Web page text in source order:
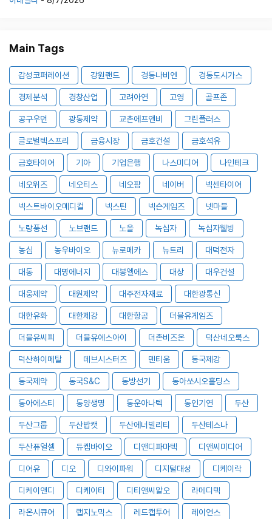
Main Tags
감성코퍼레이션 강원랜드 경동나비엔 경동도시가스
경제분석 경창산업 고려아연 고영 골프존
공구우먼 광동제약 교촌에프앤비 그린플러스
글로벌텍스프리 금융시장 금호건설 금호석유
금호타이어 기아 기업은행 나스미디어 나인테크
네오위즈 네오티스 네오팜 네이버 넥센타이어
넥스트바이오메디컬 넥스틴 넥슨게임즈 넷마블
노랑풍선 노브랜드 노을 녹십자 녹십자웰빙
농심 농우바이오 뉴로메카 뉴트리 대덕전자
대동 대명에너지 대봉엘에스 대상 대우건설
대웅제약 대원제약 대주전자재료 대한광통신
대한유화 대한제강 대한항공 더블유게임즈
더블유씨피 더블유에스아이 더존비즈온 덕산네오룩스
덕산하이메탈 데브시스터즈 덴티움 동국제강
동국제약 동국S&C 동방선기 동아쏘시오홀딩스
동아에스티 동양생명 동운아나텍 동인기연 두산
두산그룹 두산밥캣 두산에너빌리티 두산테스나
두산퓨얼셀 듀켐바이오 디앤디파마텍 디앤씨미디어
디어유 디오 디와이파워 디지털대성 디케이락
디케이앤디 디케이티 디티앤씨알오 라메디텍
라온시큐어 랩지노믹스 레드캡투어 레이언스